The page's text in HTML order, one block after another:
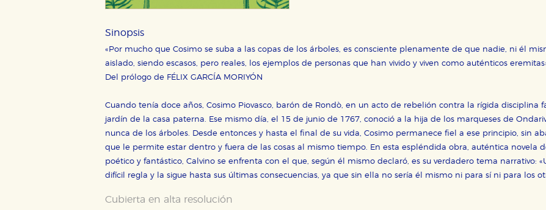
Sinopsis
«Por mucho que Cosimo se suba a las copas de los árboles, es consciente plenamente de que nadie, ni él
aislado, siendo escasos, pero reales, los ejemplos de personas que han vivido y viven como auténticos
Del prólogo de FÉLIX GARCÍA MORIYÓN
Cuando tenía doce años, Cosimo Piovasco, barón de Rondò, en un acto de rebelión contra la rígida disciplina
jardín de la casa paterna. Ese mismo día, el 15 de junio de 1767, conoció a la hija de los marqueses de
nunca de los árboles. Desde entonces y hasta el final de su vida, Cosimo permanece fiel a ese principio, sin
que le permite estar dentro y fuera de las cosas al mismo tiempo. En esta espléndida obra, auténtica novela
poético y fantástico, Calvino se enfrenta con el que, según él mismo declaró, es su verdadero tema narrativo:
difícil regla y la sigue hasta sus últimas consecuencias, ya que sin ella no sería él mismo ni para sí ni para los
Cubierta en alta resolución